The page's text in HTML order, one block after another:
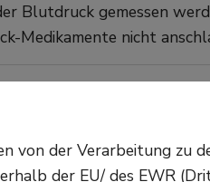
Blutdruck gemessen
Medikamente nicht
zum Thema sekundäre
von der Verarbeitung zu
der EU/ des EWR